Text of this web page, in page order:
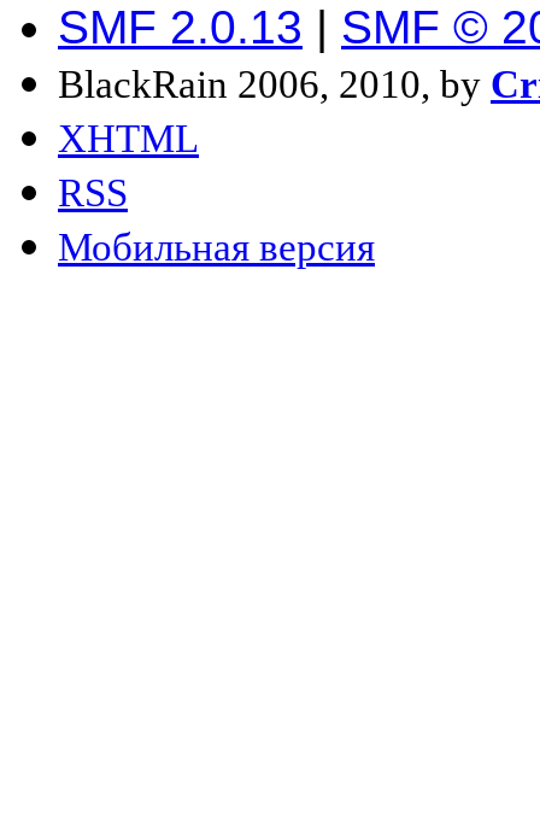
SMF 2.0.13 | SMF ©
BlackRain 2006, 2010, by
XHTML
RSS
Мобильная версия